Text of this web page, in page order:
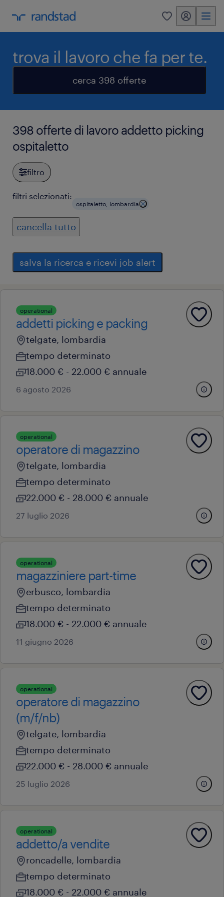
0 my randstad
trova il lavoro che fa per te.
cerca 398 offerte
398 offerte di lavoro addetto picking
ospitaletto
filtro
filtri selezionati:
ospitaletto, lombardia
cancella tutto
salva la ricerca e ricevi job alert
operational
addetti picking e packing
telgate, lombardia
tempo determinato
18.000 € - 22.000 € annuale
6 agosto 2026
operational
operatore di magazzino
telgate, lombardia
tempo determinato
22.000 € - 28.000 € annuale
27 luglio 2026
operational
magazziniere part-time
erbusco, lombardia
tempo determinato
18.000 € - 22.000 € annuale
11 giugno 2026
operational
operatore di magazzino
(m/f/nb)
telgate, lombardia
tempo determinato
22.000 € - 28.000 € annuale
25 luglio 2026
operational
addetto/a vendite
roncadelle, lombardia
tempo determinato
18.000 € - 22.000 € annuale